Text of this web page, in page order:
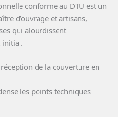
conforme au DTU est un
d’ouvrage et artisans,
qui alourdissent
initial.
de la couverture en
les points techniques